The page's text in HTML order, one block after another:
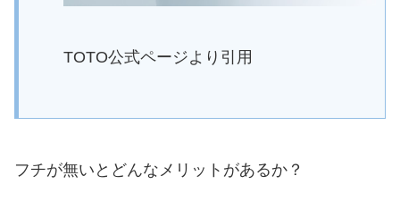
TOTO公式ページより引用
フチが無いとどんなメリットがあるか？